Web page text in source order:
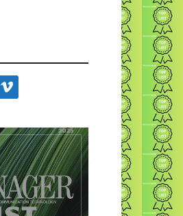
vimeo